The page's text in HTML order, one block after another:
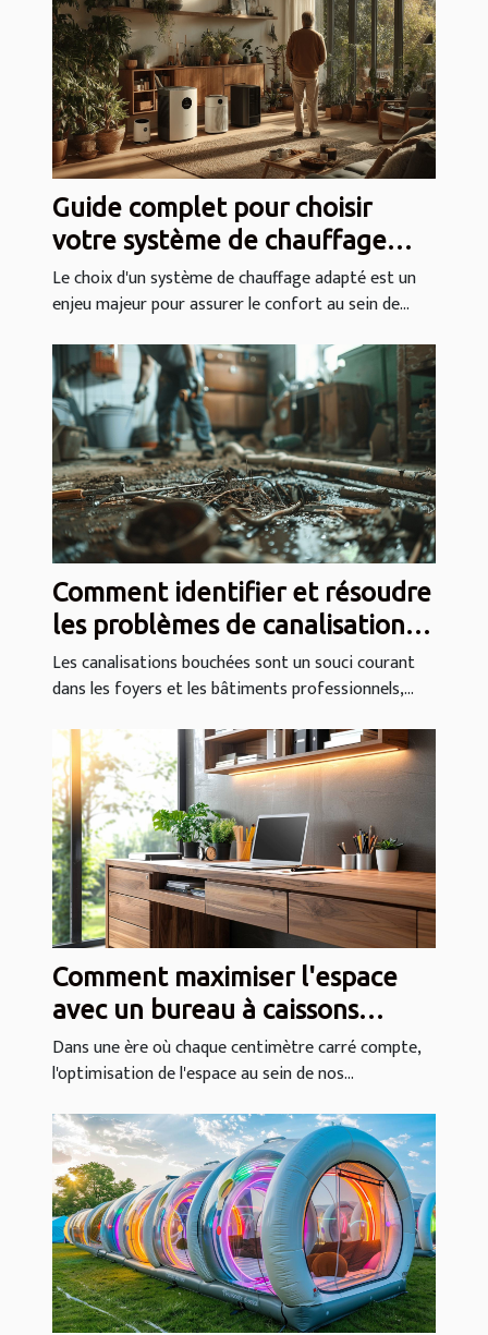
Guide complet pour choisir
votre système de chauffage
idéal
Le choix d'un système de chauffage adapté est un
enjeu majeur pour assurer le confort au sein de...
Comment identifier et résoudre
les problèmes de canalisations
bouchées
Les canalisations bouchées sont un souci courant
dans les foyers et les bâtiments professionnels,...
Comment maximiser l'espace
avec un bureau à caissons
intégrés
Dans une ère où chaque centimètre carré compte,
l'optimisation de l'espace au sein de nos...